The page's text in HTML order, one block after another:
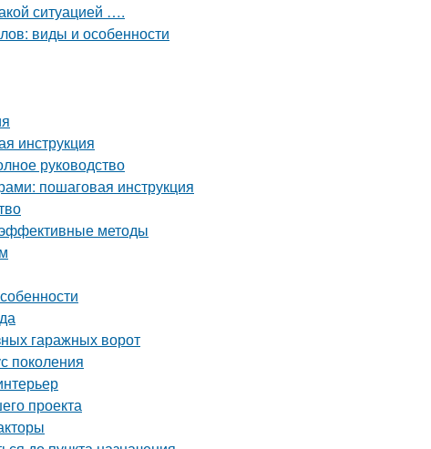
ситуацией ….
виды и особенности
инструкция
руководство
пошаговая инструкция
методы
гаражных ворот
поколения
проекта